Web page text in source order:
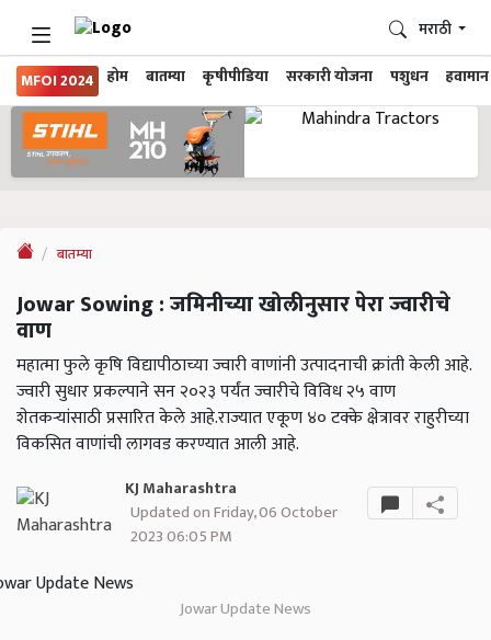
MFOI 2024 होम बातम्या कृषीपीडिया सरकारी योजना पशुधन हवामान
मराठी
बातम्या
Jowar Sowing : जमिनीच्या खोलीनुसार पेरा ज्वारीचे
वाण
महात्मा फुले कृषि विद्यापीठाच्या ज्वारी वाणांनी उत्पादनाची क्रांती केली आहे.
ज्वारी सुधार प्रकल्पाने सन २०२३ पर्यंत ज्वारीचे विविध २५ वाण
शेतकऱ्यांसाठी प्रसारित केले आहे.राज्यात एकूण ४० टक्के क्षेत्रावर राहुरीच्या
विकसित वाणांची लागवड करण्यात आली आहे.
KJ Maharashtra
Updated on Friday, 06 October
2023 06:05 PM
Jowar Update News